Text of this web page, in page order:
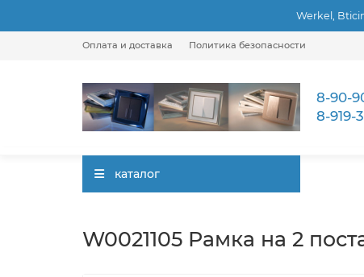
Werkel,
Оплата и доставка Политика безопасности
8-90-
8-919-
каталог
W0021105 Рамка на 2